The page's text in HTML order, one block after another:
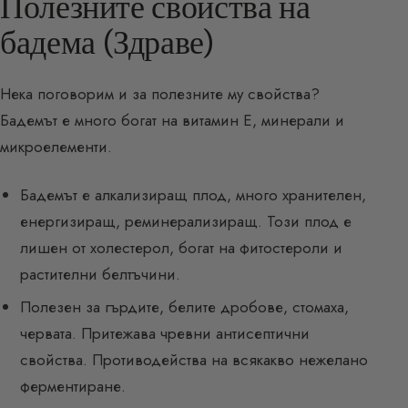
бадема (Здраве)
Нека поговорим и за полезните му свойства?
Бадемът е много богат на витамин E, минерали и
микроелементи.
Бадемът е алкализиращ плод, много хранителен,
енергизиращ, реминерализиращ. Този плод е
лишен от холестерол, богат на фитостероли и
растителни белтъчини.
Полезен за гърдите, белите дробове, стомаха,
червата. Притежава чревни антисептични
свойства. Противодейства на всякакво нежелано
ферментиране.